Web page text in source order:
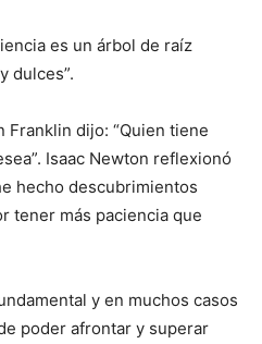
es un árbol de raíz
dulces”.
Franklin dijo: “Quien tiene
Isaac Newton reflexionó
hecho descubrimientos
tener más paciencia que
y en muchos casos
poder afrontar y superar